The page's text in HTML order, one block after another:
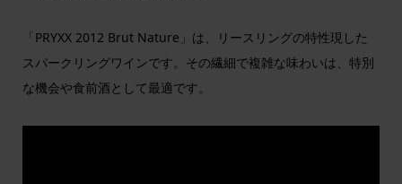
「PRYXX 2012 Brut Nature」は、リースリングの特性現した
スパークリングワインです。その繊細で複雑な味わいは、特別
な機会や食前酒として最適です。